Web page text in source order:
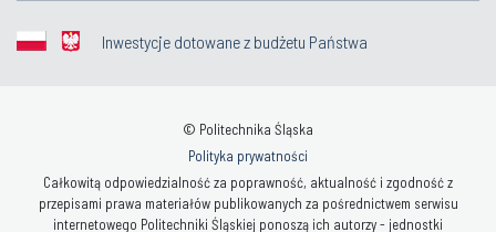
Inwestycje dotowane z budżetu Państwa
© Politechnika Śląska
Polityka prywatności
Całkowitą odpowiedzialność za poprawność, aktualność i zgodność z
przepisami prawa materiałów publikowanych za pośrednictwem serwisu
internetowego Politechniki Śląskiej ponoszą ich autorzy - jednostki